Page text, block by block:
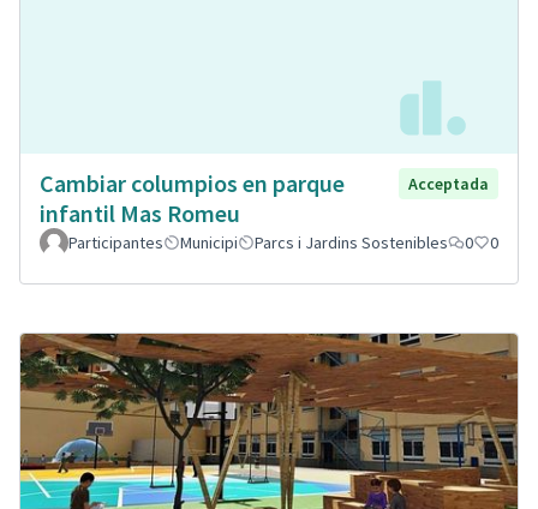
Cambiar columpios en parque
infantil Mas Romeu
Acceptada
Participantes Municipi Parcs i Jardins Sostenibles 0 0